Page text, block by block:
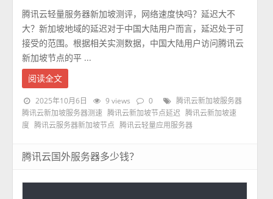
腾讯云轻量服务器新加坡测评，网络速度快吗？延迟大不
大？新加坡地域的延迟对于中国大陆用户而言，延迟处于可
接受的范围。根据相关实测数据，中国大陆用户访问腾讯云
新加坡节点的平 ...
阅读全文
2025年10月6日 9 views 0
腾讯云新加坡服务器
腾讯云新加坡服务器测速 腾讯云新加坡节点延迟
腾讯云新加坡速
度 腾讯云服务器新加坡节点 腾讯云轻量应用服务器
腾讯云国外服务器多少钱？